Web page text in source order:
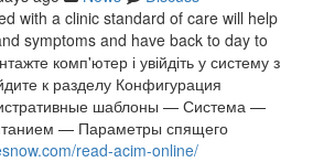
with a clinic standard of care will help
symptoms and have back to day to
комп'ютер і увійдіть у систему з
к разделу Конфигурация
шаблоны — Система —
— Параметры спящего
read-acim-online/